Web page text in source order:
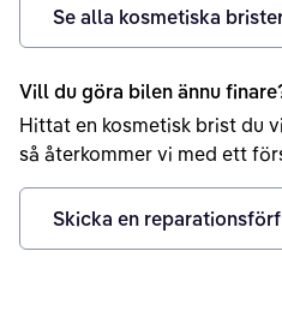
Se alla kosmetiska
Vill du göra bilen ännu
Hittat en kosmetisk brist du
så återkommer vi med ett
Skicka en